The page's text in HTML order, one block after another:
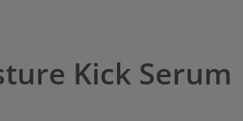
Kick Serum